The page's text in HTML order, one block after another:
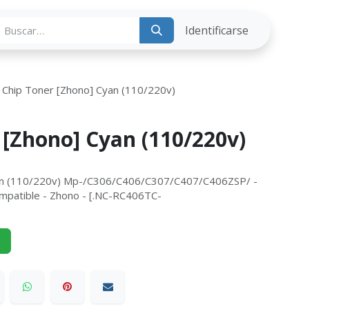
Identificarse
Chip Toner [Zhono] Cyan (110/220v)
Cyan (110/220v)
(110/220v) Mp-/C306/C406/C307/C407/C406ZSP/ -
- Zhono - [.NC-RC406TC-